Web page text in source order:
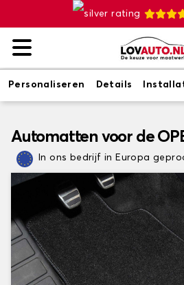
Personaliseren Details
Automatten voor de
In ons bedrijf in Europa